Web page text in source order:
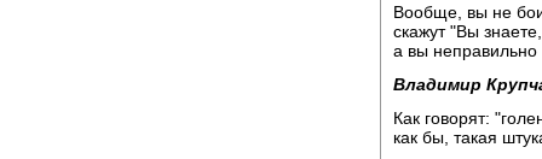
Вообще, вы не
скажут "Вы
а вы
Владимир
Как говорят:
как бы, такая